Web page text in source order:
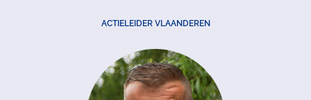
ACTIELEIDER VLAANDEREN